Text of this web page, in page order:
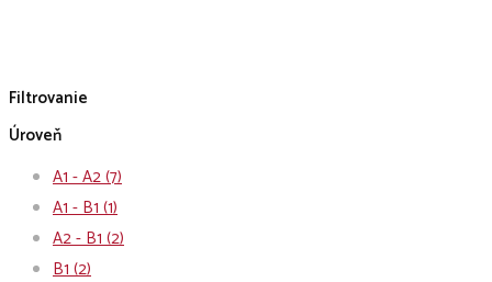
Filtrovanie
Úroveň
A1 - A2(7)
A1 - B1(1)
A2 - B1(2)
B1(2)